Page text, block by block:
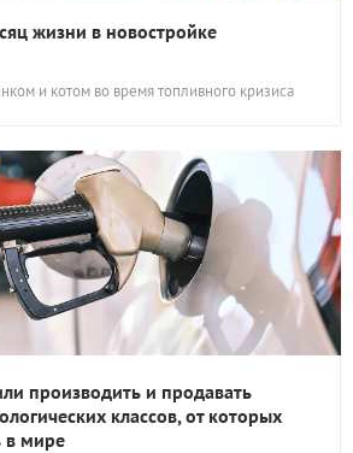
жизни в новостройке
и котом во время топливного кризиса
производить и продавать
классов, от которых
в мире